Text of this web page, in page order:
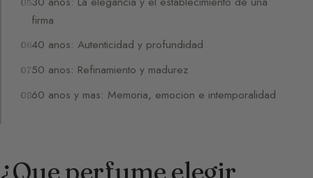
firma
40 anos: Autenticidad y profundidad
50 anos: Refinamiento y madurez
60 anos y mas: Memoria, emocion e intemporalidad
¿Que perfume elegir